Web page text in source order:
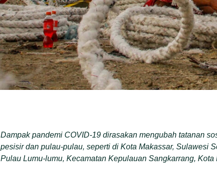
Dampak pandemi COVID-19 dirasakan mengubah tatanan
pesisir dan pulau-pulau, seperti di Kota Makassar, Sulawesi
Pulau Lumu-lumu, Kecamatan Kepulauan Sangkarrang, Kota